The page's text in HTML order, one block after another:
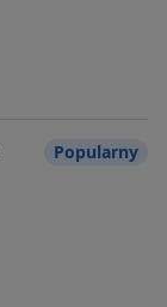
Popularny